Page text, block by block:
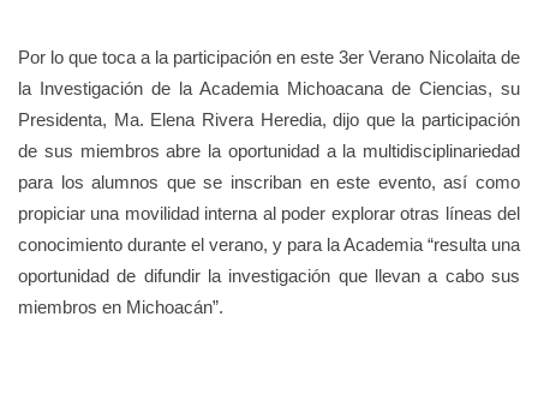
Por lo que toca a la participación en este 3er Verano Nicolaita de
la Investigación de la Academia Michoacana de Ciencias, su
Presidenta, Ma. Elena Rivera Heredia, dijo que la participación
de sus miembros abre la oportunidad a la multidisciplinariedad
para los alumnos que se inscriban en este evento, así como
propiciar una movilidad interna al poder explorar otras líneas del
conocimiento durante el verano, y para la Academia “resulta una
oportunidad de difundir la investigación que llevan a cabo sus
miembros en Michoacán”.